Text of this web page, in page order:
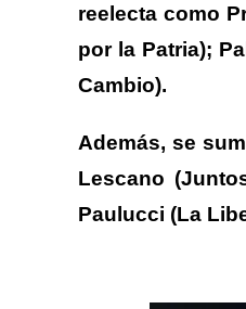
reelecta como
por la Patria);
Cambio).
Además, se
Lescano
Paulucci (La